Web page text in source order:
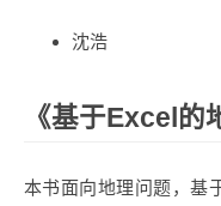
沈浩
《基于Excel的
本书面向地理问题，基